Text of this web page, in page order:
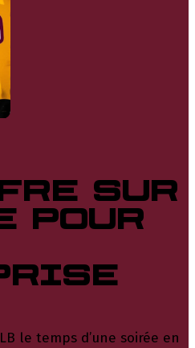
sur
pour
le temps d’une soirée en